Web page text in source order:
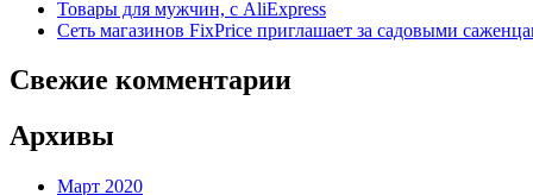
Товары для мужчин, с AliExpress
Сеть магазинов FixPrice приглашает за садовыми
Свежие комментарии
Архивы
Март 2020